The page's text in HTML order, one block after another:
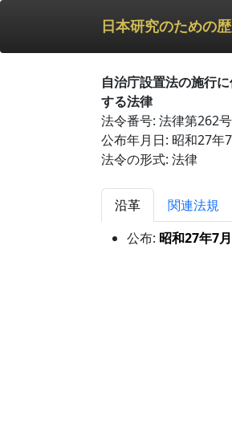
日本研究のための
自治庁設置法の施行
する法律
法令番号: 法律第262号
公布年月日: 昭和27年
法令の形式: 法律
沿革 関連法規
公布: 昭和27年7